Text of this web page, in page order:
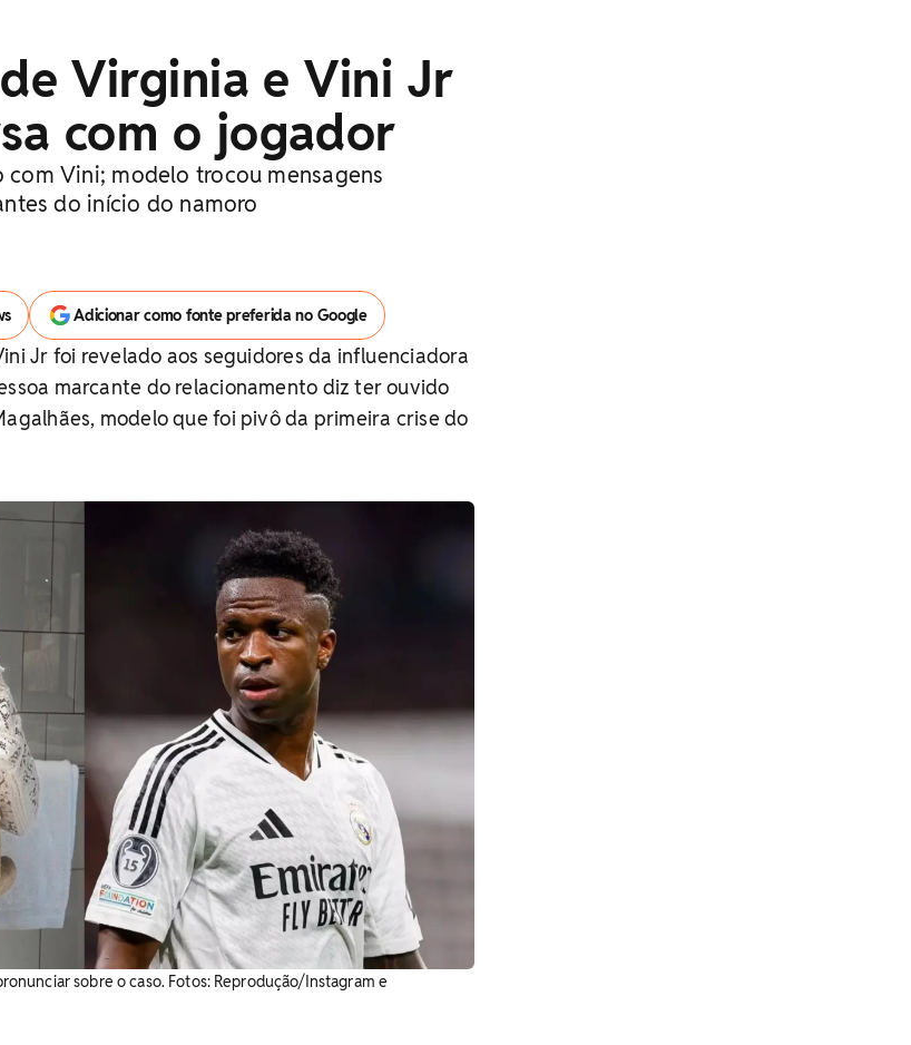
Virginia e Vini Jr
com o jogador
Vini; modelo trocou mensagens
do início do namoro
Adicionar como fonte preferida no Google
Jr foi revelado aos seguidores da influenciadora
marcante do relacionamento diz ter ouvido
modelo que foi pivô da primeira crise do
sobre o caso. Fotos: Reprodução/Instagram e